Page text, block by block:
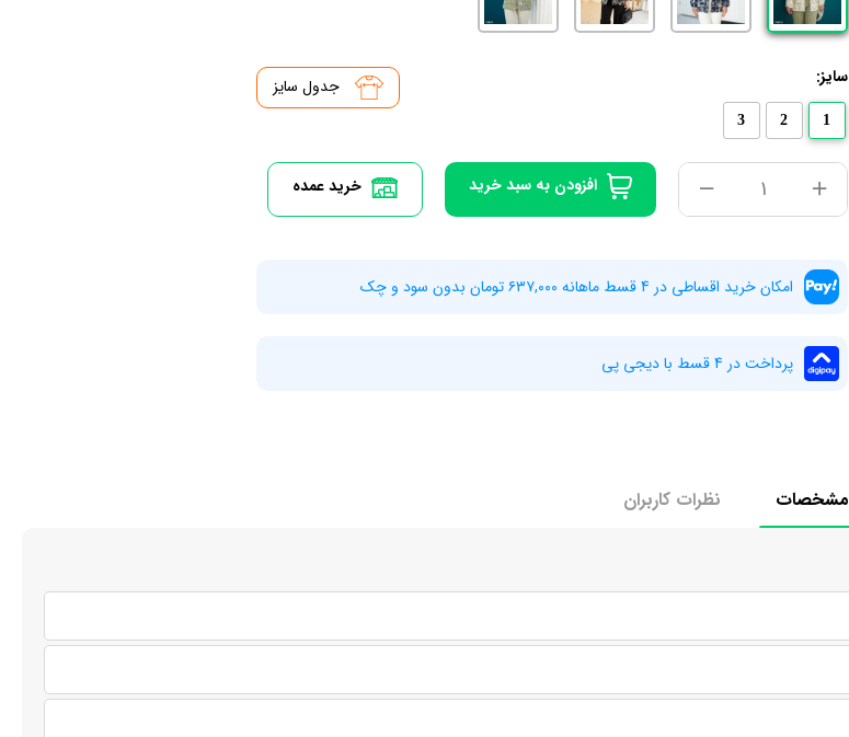
سایز: جدول سایز
1
2
3
افزودن به سبد خرید خرید عمده
امکان خرید اقساطی در 4 قسط ماهانه ۶۳۷,۰۰۰ تومان بدون سود و چک
پرداخت در 4 قسط با دیجی پی
مشخصات نظرات کاربران